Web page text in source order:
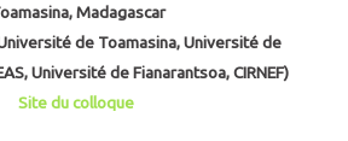
Madagascar
de Toamasina, Université de
Université de Fianarantsoa, CIRNEF)
Site du colloque